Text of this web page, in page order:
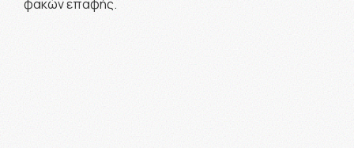
φακών επαφής.